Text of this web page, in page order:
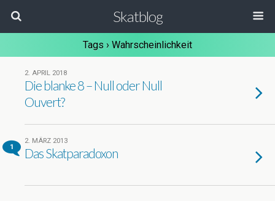
Skatblog
Tags › Wahrscheinlichkeit
2. APRIL 2018
Die blanke 8 – Null oder Null
Ouvert?
1
2. MÄRZ 2013
Das Skatparadoxon